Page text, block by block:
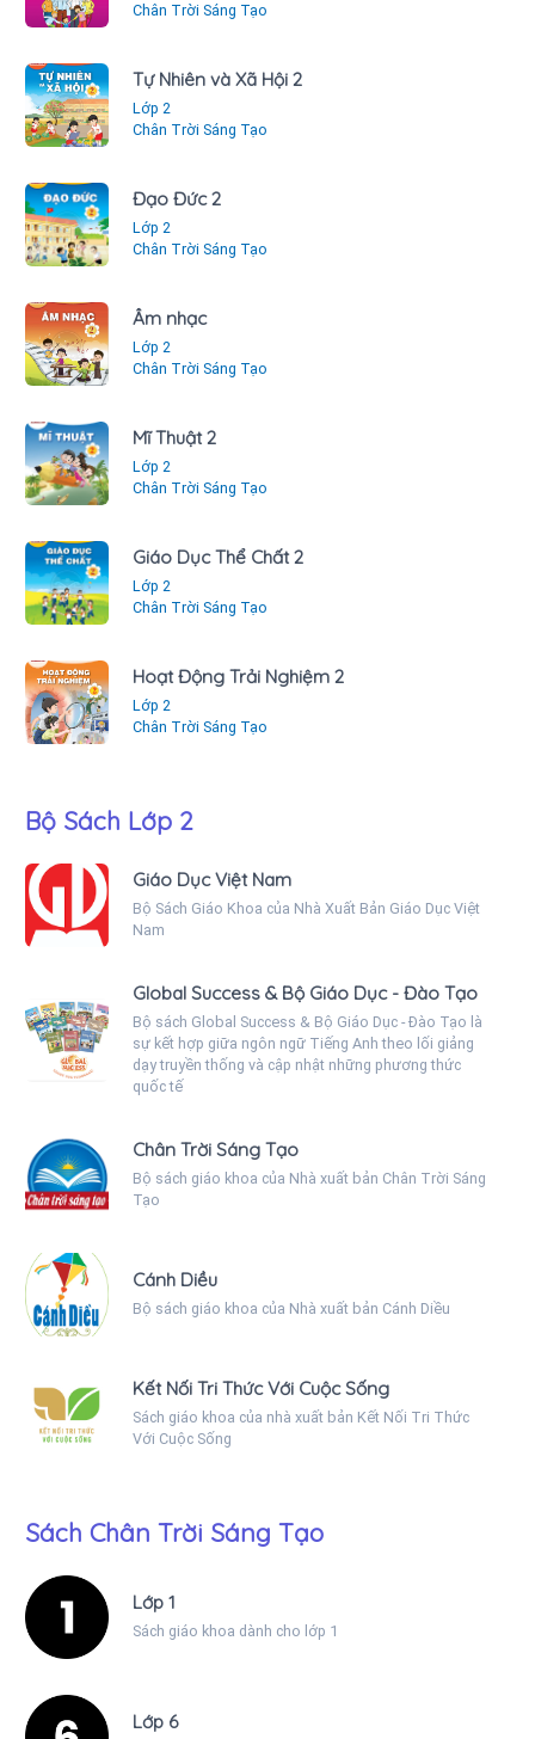
Chân Trời Sáng Tạo
Tự Nhiên và Xã Hội 2
Lớp 2
Chân Trời Sáng Tạo
Đạo Đức 2
Lớp 2
Chân Trời Sáng Tạo
Âm nhạc
Lớp 2
Chân Trời Sáng Tạo
Mĩ Thuật 2
Lớp 2
Chân Trời Sáng Tạo
Giáo Dục Thể Chất 2
Lớp 2
Chân Trời Sáng Tạo
Hoạt Động Trải Nghiệm 2
Lớp 2
Chân Trời Sáng Tạo
Bộ Sách Lớp 2
Giáo Dục Việt Nam
Bộ Sách Giáo Khoa của Nhà Xuất Bản Giáo Dục Việt
Nam
Global Success & Bộ Giáo Dục - Đào Tạo
Bộ sách Global Success & Bộ Giáo Dục - Đào Tạo là
sự kết hợp giữa ngôn ngữ Tiếng Anh theo lối giảng
dạy truyền thống và cập nhật những phương thức
quốc tế
Chân Trời Sáng Tạo
Bộ sách giáo khoa của Nhà xuất bản Chân Trời Sáng
Tạo
Cánh Diều
Bộ sách giáo khoa của Nhà xuất bản Cánh Diều
Kết Nối Tri Thức Với Cuộc Sống
Sách giáo khoa của nhà xuất bản Kết Nối Tri Thức
Với Cuộc Sống
Sách Chân Trời Sáng Tạo
Lớp 1
Sách giáo khoa dành cho lớp 1
Lớp 6